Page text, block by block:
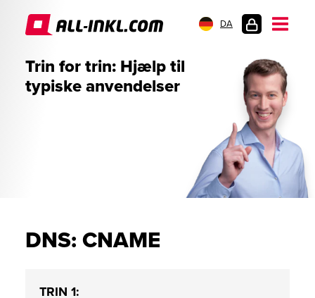
DA
Trin for trin: Hjælp til
typiske anvendelser
DNS: CNAME
TRIN 1: